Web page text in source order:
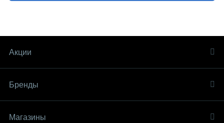
Акции
Бренды
Магазины